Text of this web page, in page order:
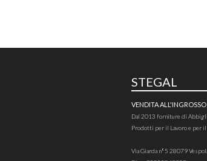
STEGAL
VENDITA
Dal 2013 forniture di
Prodotti per il Lavoro e per il
Via Giarda n°5 28079